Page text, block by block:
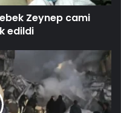
Zeynep cami
edildi